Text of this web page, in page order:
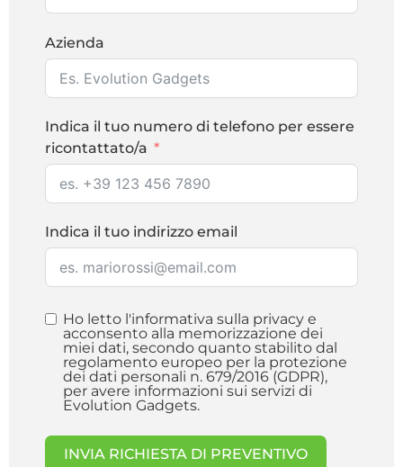
Azienda
Indica il tuo numero di telefono per essere
ricontattato/a
Indica il tuo indirizzo email
Ho letto l'informativa sulla privacy e
acconsento alla memorizzazione dei
miei dati, secondo quanto stabilito dal
regolamento europeo per la protezione
dei dati personali n. 679/2016 (GDPR),
per avere informazioni sui servizi di
Evolution Gadgets.
INVIA RICHIESTA DI PREVENTIVO